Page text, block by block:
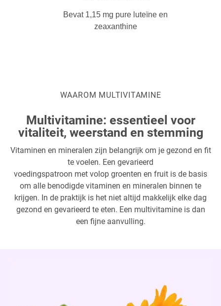
Bevat 1,15 mg pure luteïne en
zeaxanthine
WAAROM MULTIVITAMINE
Multivitamine: essentieel voor
vitaliteit, weerstand en stemming
Vitaminen en mineralen zijn belangrijk om je gezond en fit
te voelen. Een gevarieerd
voedingspatroon met volop groenten en fruit is de basis
om alle benodigde vitaminen en mineralen binnen te
krijgen. In de praktijk is het niet altijd makkelijk elke dag
gezond en gevarieerd te eten. Een multivitamine is dan
een fijne aanvulling.